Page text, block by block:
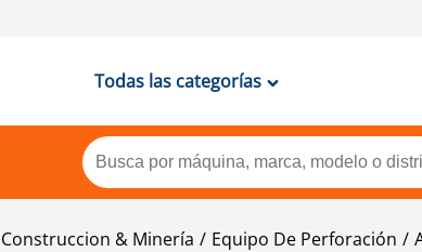
Todas las categorías
Construccion & Minería Equipo De Perforación